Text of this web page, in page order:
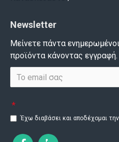
Newsletter
Μείνετε πάντα
προϊόντα κάνοντας εγγραφή.
Έχω διαβάσει και αποδέχομαι την